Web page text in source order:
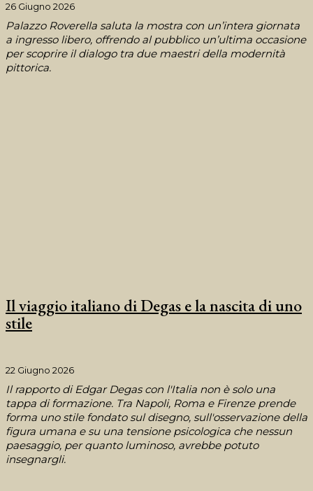
26 Giugno 2026
Palazzo Roverella saluta la mostra con un’intera giornata
a ingresso libero, offrendo al pubblico un’ultima occasione
per scoprire il dialogo tra due maestri della modernità
pittorica.
Il viaggio italiano di Degas e la nascita di uno
stile
22 Giugno 2026
Il rapporto di Edgar Degas con l'Italia non è solo una
tappa di formazione. Tra Napoli, Roma e Firenze prende
forma uno stile fondato sul disegno, sull'osservazione della
figura umana e su una tensione psicologica che nessun
paesaggio, per quanto luminoso, avrebbe potuto
insegnargli.